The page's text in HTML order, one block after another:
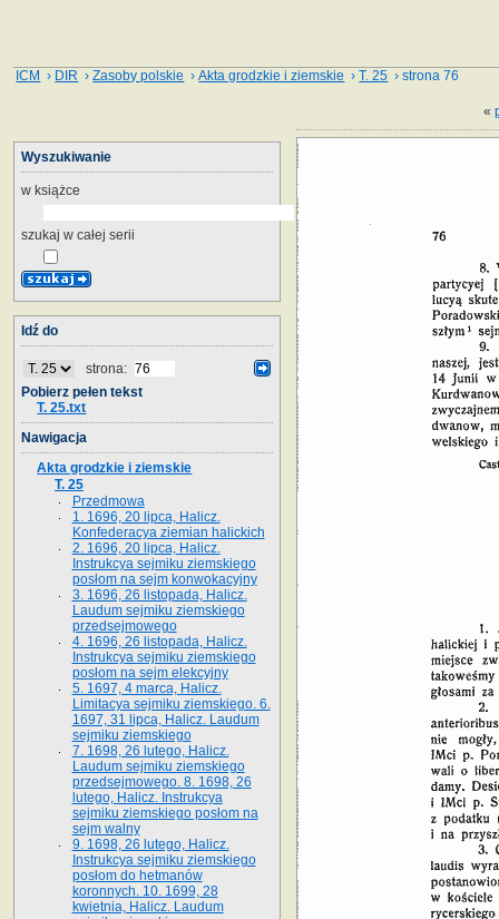
ICM › DIR ›Zasoby polskie ›Akta grodzkie i ziemskie ›T. 25 › strona 76
«
Wyszukiwanie
w książce
szukaj w całej serii
Idź do
strona:
Pobierz pełen tekst
T. 25.txt
Nawigacja
Akta grodzkie i ziemskie
T. 25
Przedmowa
1. 1696, 20 lipca, Halicz.
Konfederacya ziemian halickich
2. 1696, 20 lipca, Halicz.
Instrukcya sejmiku ziemskiego
posłom na sejm konwokacyjny
3. 1696, 26 listopada, Halicz.
Laudum sejmiku ziemskiego
przedsejmowego
4. 1696, 26 listopada, Halicz.
Instrukcya sejmiku ziemskiego
posłom na sejm elekcyjny
5. 1697, 4 marca, Halicz.
Limitacya sejmiku ziemskiego. 6.
1697, 31 lipca, Halicz. Laudum
sejmiku ziemskiego
7. 1698, 26 lutego, Halicz.
Laudum sejmiku ziemskiego
przedsejmowego. 8. 1698, 26
lutego, Halicz. Instrukcya
sejmiku ziemskiego posłom na
sejm walny
9. 1698, 26 lutego, Halicz.
Instrukcya sejmiku ziemskiego
posłom do hetmanów
koronnych. 10. 1699, 28
kwietnia, Halicz. Laudum